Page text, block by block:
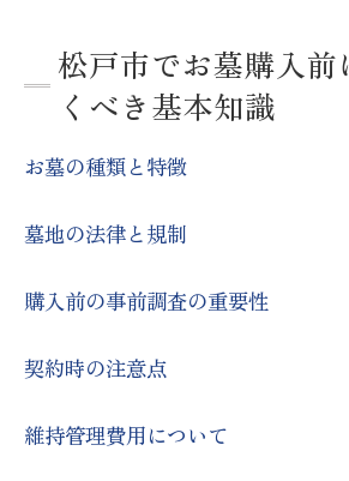
無料相談会やセミナーの活
トラブルを避けるためのチ
複数の霊園を比較検討する
松戸市のお墓購入で後悔しない
失敗しがちなポイントと対策
お墓購入後のメンテナンス
購入後のサポート体制
松戸市でお墓購入前
くべき基本知識
お墓の種類と特徴
墓地の法律と規制
購入前の事前調査の重要性
契約時の注意点
維持管理費用について